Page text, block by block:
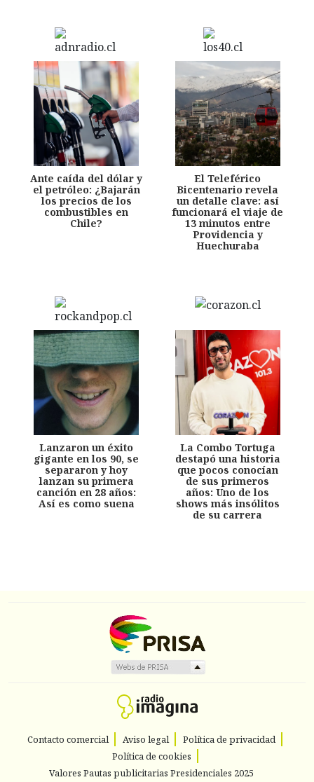
Ante caída del dólar y
el petróleo: ¿Bajarán
los precios de los
combustibles en
Chile?
El Teleférico
Bicentenario revela
un detalle clave: así
funcionará el viaje de
13 minutos entre
Providencia y
Huechuraba
Lanzaron un éxito
gigante en los 90, se
separaron y hoy
lanzan su primera
canción en 28 años:
Así es como suena
La Combo Tortuga
destapó una historia
que pocos conocían
de sus primeros
años: Uno de los
shows más insólitos
de su carrera
Contacto comercial Aviso legal
Política de privacidad
Política de cookies
Valores Pautas publicitarias Presidenciales 2025